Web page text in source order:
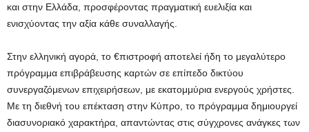
και στην Ελλάδα, προσφέροντας πραγματική ευελιξία και
ενισχύοντας την αξία κάθε συναλλαγής.
Στην ελληνική αγορά, το €πιστροφή αποτελεί ήδη το μεγαλύτερο
πρόγραμμα επιβράβευσης καρτών σε επίπεδο δικτύου
συνεργαζόμενων επιχειρήσεων, με εκατομμύρια ενεργούς χρήστες.
Με τη διεθνή του επέκταση στην Κύπρο, το πρόγραμμα δημιουργεί
διασυνοριακό χαρακτήρα, απαντώντας στις σύγχρονες ανάγκες των